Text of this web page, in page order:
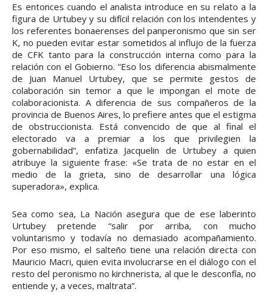
Es entonces cuando el analista introduce en su relato a la
figura de Urtubey y su difícil relación con los intendentes y
los referentes bonaerenses del panperonismo que sin ser
K, no pueden evitar estar sometidos al influjo de la fuerza
de CFK tanto para la construcción interna como para la
relación con el Gobierno. “Eso los diferencia abismalmente
de Juan Manuel Urtubey, que se permite gestos de
colaboración sin temor a que le impongan el mote de
colaboracionista. A diferencia de sus compañeros de la
provincia de Buenos Aires, lo prefiere antes que el estigma
de obstruccionista. Está convencido de que al final el
electorado va a premiar a los que privilegien la
gobernabilidad”, enfatiza Jacquelin de Urtubey a quien
atribuye la siguiente frase: «Se trata de no estar en el
medio de la grieta, sino de desarrollar una lógica
superadora», explica.
Sea como sea, La Nación asegura que de ese laberinto
Urtubey pretende “salir por arriba, con mucho
voluntarismo y todavía no demasiado acompañamiento.
Por eso mismo, el salteño tiene una relación directa con
Mauricio Macri, quien evita involucrarse en el diálogo con el
resto del peronismo no kirchnerista, al que le desconfía, no
entiende y, a veces, maltrata”.